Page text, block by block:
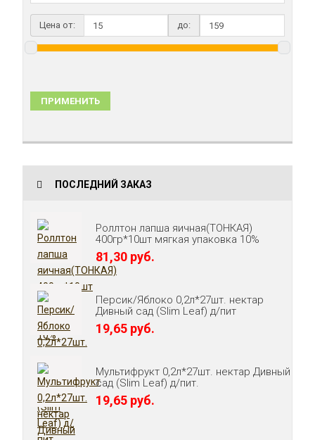
Цена от: до:
ПРИМЕНИТЬ
ПОСЛЕДНИЙ ЗАКАЗ
Роллтон лапша яичная(ТОНКАЯ)
400гр*10шт мягкая упаковка 10%
81,30 руб.
Персик/Яблоко 0,2л*27шт. нектар
Дивный сад (Slim Leaf) д/пит
19,65 руб.
Мультифрукт 0,2л*27шт. нектар Дивный
сад (Slim Leaf) д/пит.
19,65 руб.